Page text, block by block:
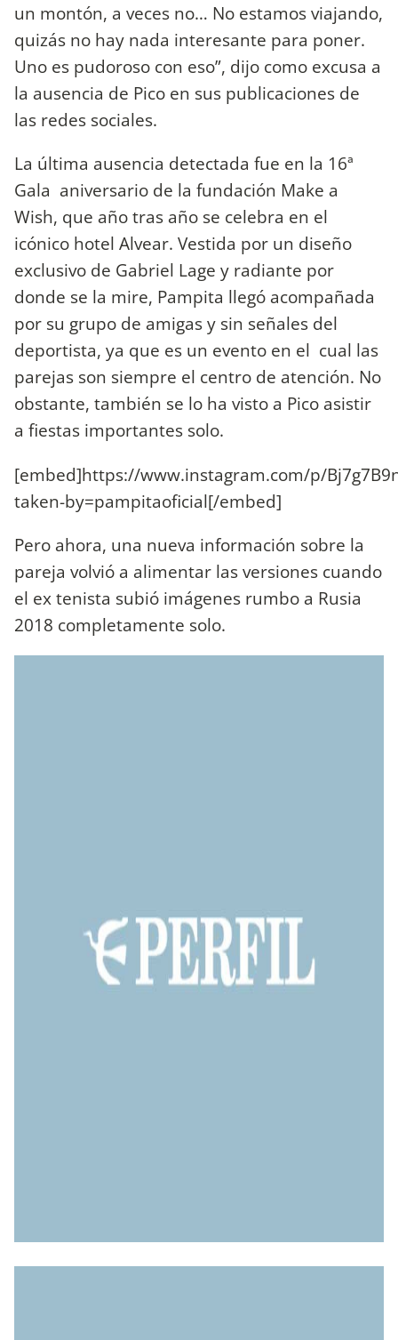
un montón, a veces no… No estamos viajando,
quizás no hay nada interesante para poner.
Uno es pudoroso con eso”, dijo como excusa a
la ausencia de Pico en sus publicaciones de
las redes sociales.
La última ausencia detectada fue en la 16ª
Gala aniversario de la fundación Make a
Wish, que año tras año se celebra en el
icónico hotel Alvear. Vestida por un diseño
exclusivo de Gabriel Lage y radiante por
donde se la mire, Pampita llegó acompañada
por su grupo de amigas y sin señales del
deportista, ya que es un evento en el cual las
parejas son siempre el centro de atención. No
obstante, también se lo ha visto a Pico asistir
a fiestas importantes solo.
[embed]https://www.instagram.com/p/
taken-by=pampitaoficial[/embed]
Pero ahora, una nueva información sobre la
pareja volvió a alimentar las versiones cuando
el ex tenista subió imágenes rumbo a Rusia
2018 completamente solo.